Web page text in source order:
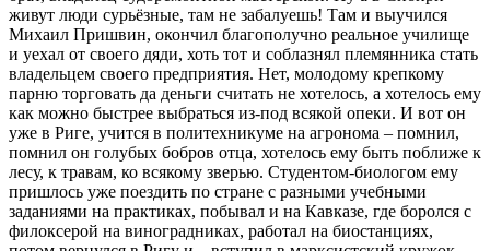
живут люди сурьёзные, там не забалуешь! Там и выучился
Михаил Пришвин, окончил благополучно реальное училище
и уехал от своего дяди, хоть тот и соблазнял племянника стать
владельцем своего предприятия. Нет, молодому крепкому
парню торговать да деньги считать не хотелось, а хотелось ему
как можно быстрее выбраться из-под всякой опеки. И вот он
уже в Риге, учится в политехникуме на агронома – помнил,
помнил он голубых бобров отца, хотелось ему быть поближе к
лесу, к травам, ко всякому зверью. Студентом-биологом ему
пришлось уже поездить по стране с разными учебными
заданиями на практиках, побывал и на Кавказе, где боролся с
филоксерой на виноградниках, работал на биостанциях,